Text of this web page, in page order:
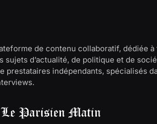
de contenu collaboratif, dédiée
sujets d’actualité, de politique et de
prestataires indépendants, spécialisés